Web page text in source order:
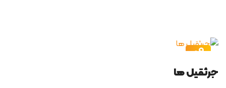
09
آبان
جرثقیل ها